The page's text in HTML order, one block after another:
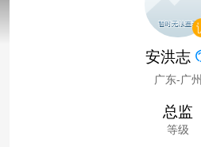
安洪志
广东-广州
总监
等级